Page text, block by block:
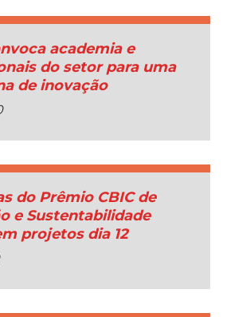
academia e
do setor para uma
de inovação
do Prêmio CBIC de
e Sustentabilidade
projetos dia 12